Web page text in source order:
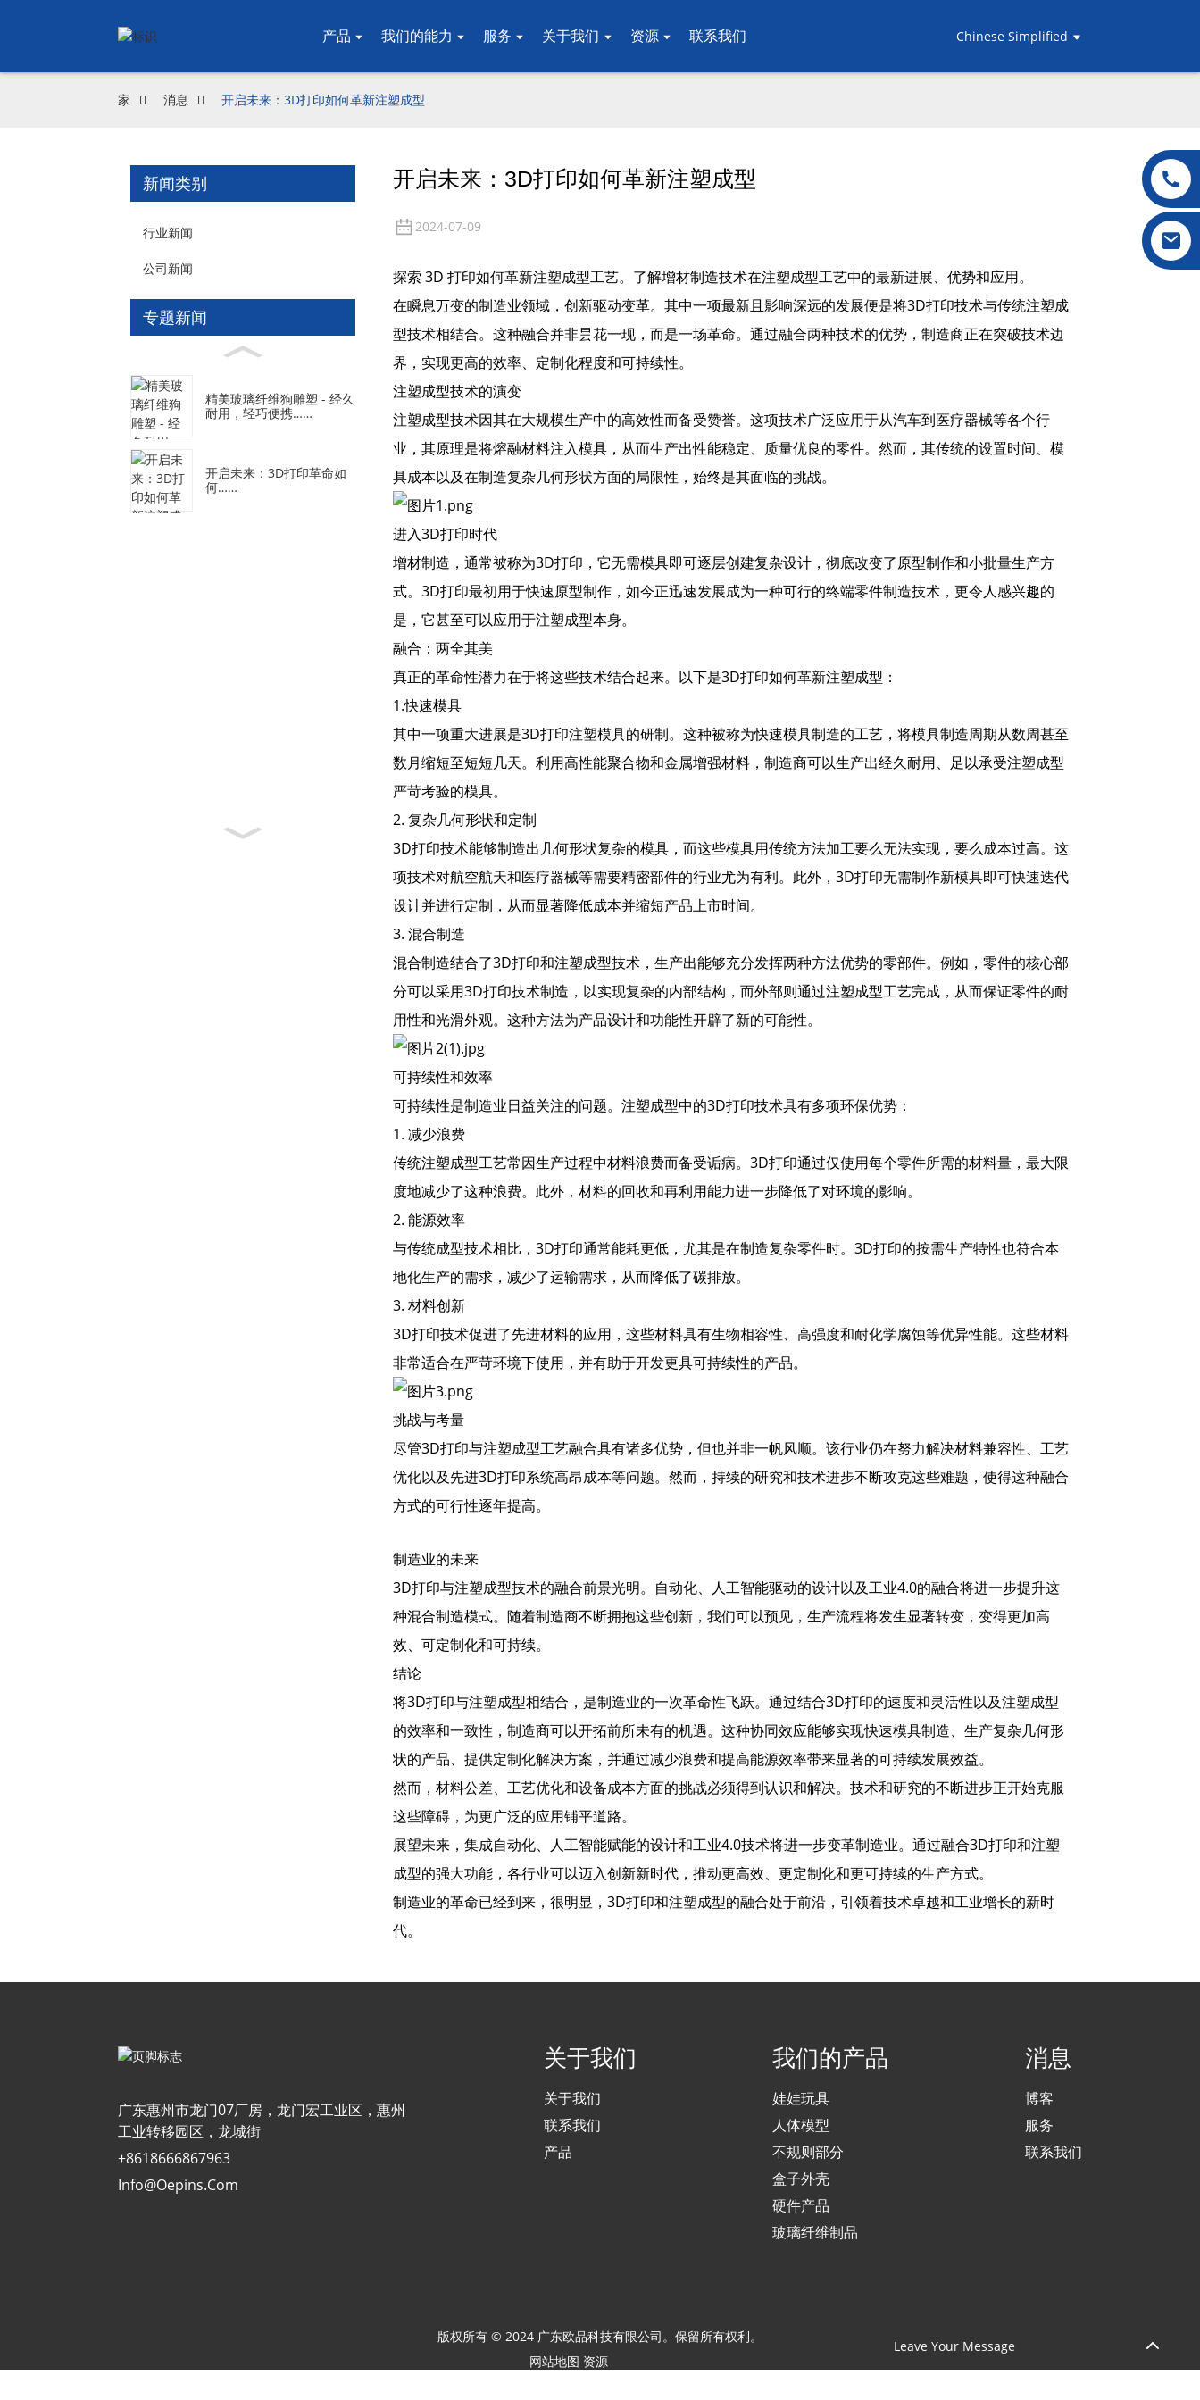
产品 我们的能力 服务 关于我们 资源 联系我们 Chinese Simplified
家 消息 开启未来：3D打印如何革新注塑成型
新闻类别
行业新闻
公司新闻
专题新闻
精美玻璃纤维狗雕塑 - 经久
耐用，轻巧便携……
开启未来：3D打印革命如
何……
开启未来：3D打印如何革新注塑成型
2024-07-09
探索 3D 打印如何革新注塑成型工艺。了解增材制造技术在注塑成型工艺中的最新进展、优势和应用。
在瞬息万变的制造业领域，创新驱动变革。其中一项最新且影响深远的发展便是将3D打印技术与传统注塑成
型技术相结合。这种融合并非昙花一现，而是一场革命。通过融合两种技术的优势，制造商正在突破技术边
界，实现更高的效率、定制化程度和可持续性。
注塑成型技术的演变
注塑成型技术因其在大规模生产中的高效性而备受赞誉。这项技术广泛应用于从汽车到医疗器械等各个行
业，其原理是将熔融材料注入模具，从而生产出性能稳定、质量优良的零件。然而，其传统的设置时间、模
具成本以及在制造复杂几何形状方面的局限性，始终是其面临的挑战。
进入3D打印时代
增材制造，通常被称为3D打印，它无需模具即可逐层创建复杂设计，彻底改变了原型制作和小批量生产方
式。3D打印最初用于快速原型制作，如今正迅速发展成为一种可行的终端零件制造技术，更令人感兴趣的
是，它甚至可以应用于注塑成型本身。
融合：两全其美
真正的革命性潜力在于将这些技术结合起来。以下是3D打印如何革新注塑成型：
1.快速模具
其中一项重大进展是3D打印注塑模具的研制。这种被称为快速模具制造的工艺，将模具制造周期从数周甚至
数月缩短至短短几天。利用高性能聚合物和金属增强材料，制造商可以生产出经久耐用、足以承受注塑成型
严苛考验的模具。
2. 复杂几何形状和定制
3D打印技术能够制造出几何形状复杂的模具，而这些模具用传统方法加工要么无法实现，要么成本过高。这
项技术对航空航天和医疗器械等需要精密部件的行业尤为有利。此外，3D打印无需制作新模具即可快速迭代
设计并进行定制，从而显著降低成本并缩短产品上市时间。
3. 混合制造
混合制造结合了3D打印和注塑成型技术，生产出能够充分发挥两种方法优势的零部件。例如，零件的核心部
分可以采用3D打印技术制造，以实现复杂的内部结构，而外部则通过注塑成型工艺完成，从而保证零件的耐
用性和光滑外观。这种方法为产品设计和功能性开辟了新的可能性。
可持续性和效率
可持续性是制造业日益关注的问题。注塑成型中的3D打印技术具有多项环保优势：
1. 减少浪费
传统注塑成型工艺常因生产过程中材料浪费而备受诟病。3D打印通过仅使用每个零件所需的材料量，最大限
度地减少了这种浪费。此外，材料的回收和再利用能力进一步降低了对环境的影响。
2. 能源效率
与传统成型技术相比，3D打印通常能耗更低，尤其是在制造复杂零件时。3D打印的按需生产特性也符合本
地化生产的需求，减少了运输需求，从而降低了碳排放。
3. 材料创新
3D打印技术促进了先进材料的应用，这些材料具有生物相容性、高强度和耐化学腐蚀等优异性能。这些材料
非常适合在严苛环境下使用，并有助于开发更具可持续性的产品。
挑战与考量
尽管3D打印与注塑成型工艺融合具有诸多优势，但也并非一帆风顺。该行业仍在努力解决材料兼容性、工艺
优化以及先进3D打印系统高昂成本等问题。然而，持续的研究和技术进步不断攻克这些难题，使得这种融合
方式的可行性逐年提高。
制造业的未来
3D打印与注塑成型技术的融合前景光明。自动化、人工智能驱动的设计以及工业4.0的融合将进一步提升这
种混合制造模式。随着制造商不断拥抱这些创新，我们可以预见，生产流程将发生显著转变，变得更加高
效、可定制化和可持续。
结论
将3D打印与注塑成型相结合，是制造业的一次革命性飞跃。通过结合3D打印的速度和灵活性以及注塑成型
的效率和一致性，制造商可以开拓前所未有的机遇。这种协同效应能够实现快速模具制造、生产复杂几何形
状的产品、提供定制化解决方案，并通过减少浪费和提高能源效率带来显著的可持续发展效益。
然而，材料公差、工艺优化和设备成本方面的挑战必须得到认识和解决。技术和研究的不断进步正开始克服
这些障碍，为更广泛的应用铺平道路。
展望未来，集成自动化、人工智能赋能的设计和工业4.0技术将进一步变革制造业。通过融合3D打印和注塑
成型的强大功能，各行业可以迈入创新新时代，推动更高效、更定制化和更可持续的生产方式。
制造业的革命已经到来，很明显，3D打印和注塑成型的融合处于前沿，引领着技术卓越和工业增长的新时
代。
广东惠州市龙门07厂房，龙门宏工业区，惠州
工业转移园区，龙城街
+8618666867963
Info@oepins.com
关于我们
关于我们
联系我们
产品
我们的产品
娃娃玩具
人体模型
不规则部分
盒子外壳
硬件产品
玻璃纤维制品
消息
博客
服务
联系我们
版权所有 © 2024 广东欧品科技有限公司。保留所有权利。
网站地图 资源
Leave Your Message